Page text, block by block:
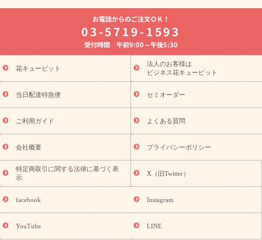
よく贈られる花
お祝いの花特集
誕生日フラワーギフト特集
8月の誕生花(トルコキキョウ)
開店・開業祝い
お供え・お悔やみ お供え・お悔やみの花
通夜・葬儀に贈る花 胡蝶蘭・花鉢
ーブドフラワー
季節のイベント
ひまわり ギフト・プレゼント
特集
お盆 花（新盆・初盆） 季節のイベント
お盆 花（新
盆・初盆）
お盆 花（新盆・初盆）
お盆・お供え 花とセットギ
フト
お盆・お供え プリザーブドフラワー
ひまわり ギフト・プ
レゼント特集
夏の花贈り・お中元・暑中見舞い 花のギフト特集
敬老の日におくる花ギフト・プレゼント特集
花ギフト・プレゼント特集
敬老の日 花のおすすめランキング
敬
老の日 花鉢植えのギフト・プレゼント特集
敬老の日 花とセットギ
フト・プレゼント特集
敬老の日の花 全てのギフト一覧
キャン
ペーン
映画『ウォーターガーディアンズ』コラボキャンペーン
「きょう誕生日なんです」キャンペーン
誕生日の花を探す
誕生日フラワーギフト 誕生日フラワーギフト特集
9月の誕生花(リンドウ)
お電話からのご注文ＯＫ！
03-5719-1593
受付時間 午前9:00～午後5:30
花キューピット
法人のお客様は
ビジネス花キューピット
当日配達特急便 セミオーダー
ご利用ガイド よくある質問
会社概要 プライバシーポリシー
特定商取引に関する法律に基づく表
示
X（旧Twitter）
facebook Instagram
YouTube LINE